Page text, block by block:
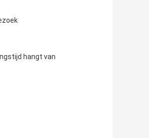
hangt van